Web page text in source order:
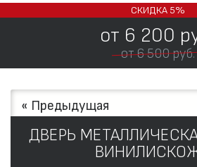
СКИДКА 5%
от 6 200
от 6 500 руб.
« Предыдущая
ДВЕРЬ